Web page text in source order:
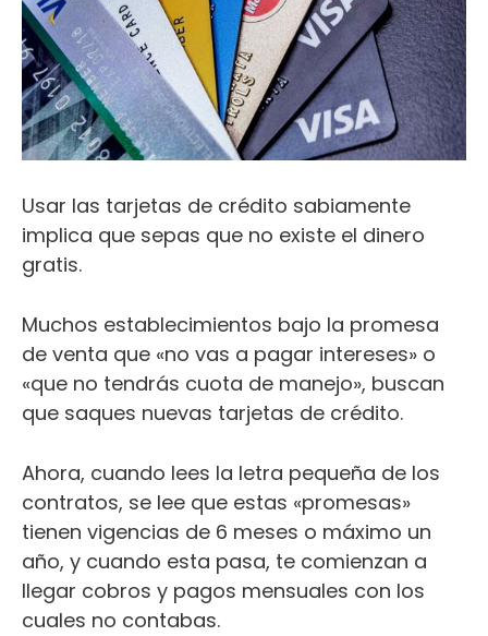
Usar las tarjetas de crédito sabiamente
implica que sepas que no existe el dinero
gratis.
Muchos establecimientos bajo la promesa
de venta que «no vas a pagar intereses» o
«que no tendrás cuota de manejo», buscan
que saques nuevas tarjetas de crédito.
Ahora, cuando lees la letra pequeña de los
contratos, se lee que estas «promesas»
tienen vigencias de 6 meses o máximo un
año, y cuando esta pasa, te comienzan a
llegar cobros y pagos mensuales con los
cuales no contabas.